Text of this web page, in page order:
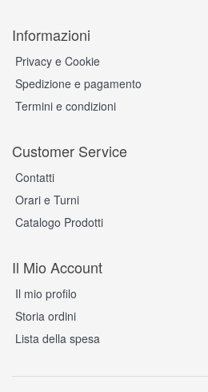
Informazioni
Privacy e Cookie
Spedizione e pagamento
Termini e condizioni
Customer Service
Contatti
Orari e Turni
Catalogo Prodotti
Il Mio Account
Il mio profilo
Storia ordini
Lista della spesa